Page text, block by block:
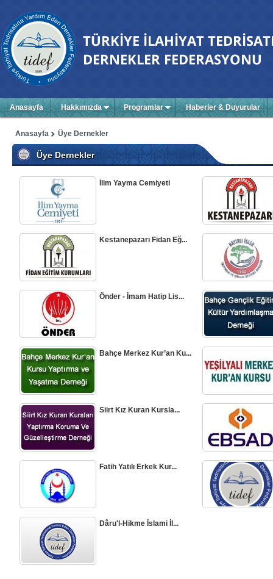
Anasayfa Hakkımızda Programlar Haberler & Duyurular
Üye Dernekler
Anasayfa
Üye Dernekler
İlim Yayma Cemiyeti
Kestanepazarı Fidan Eğ...
Önder - İmam Hatip Lis...
Bahçe Merkez Kur’an Ku...
Siirt Kız Kuran Kursla...
Fatih Yatılı Erkek Kur...
Dâru'l-Hikme İslami İl...